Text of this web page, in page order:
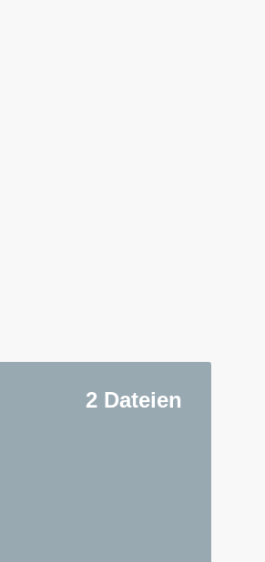
2 Dateien